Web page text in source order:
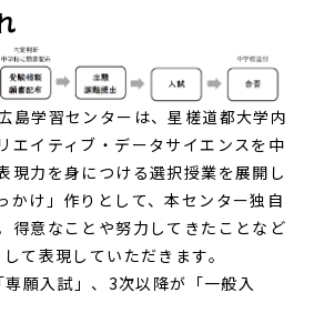
島学習センターは、星槎道都大学内
エイティブ・データサイエンスを中
現力を身につける選択授業を展開し
かけ」作りとして、本センター独自
得意なことや努力してきたことなど
て表現していただきます。
願入試」、3次以降が「一般入